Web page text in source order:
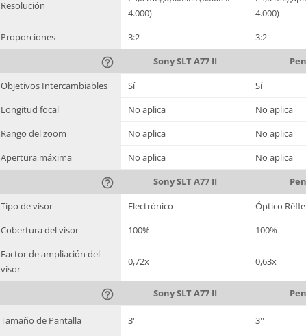
Resolución
4.000)
4.000)
Proporciones
3:2
3:2
help_outline Sony SLT A77 II
Objetivos Intercambiables
Sí
Sí
Longitud focal
No aplica
No aplica
Rango del zoom
No aplica
No aplica
Apertura máxima
No aplica
No aplica
help_outline Sony SLT A77 II
Tipo de visor
Electrónico
Óptico
Cobertura del visor
100%
100%
Factor de ampliación del
visor
0,72x 0,63x
help_outline Sony SLT A77 II
Tamaño de Pantalla 3'' 3''